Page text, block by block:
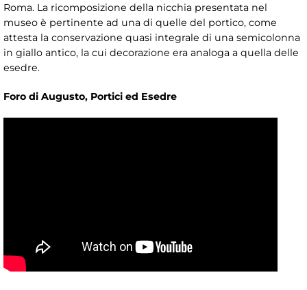
Roma. La ricomposizione della nicchia presentata nel
museo è pertinente ad una di quelle del portico, come
attesta la conservazione quasi integrale di una semicolonna
in giallo antico, la cui decorazione era analoga a quella delle
esedre.
Foro di Augusto, Portici ed Esedre